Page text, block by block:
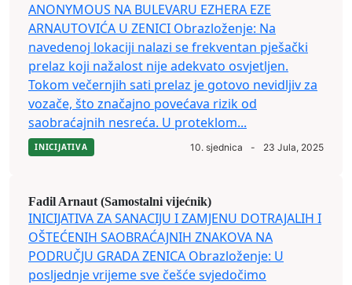
ANONYMOUS NA BULEVARU EZHERA EZE
ARNAUTOVIĆA U ZENICI Obrazloženje: Na
navedenoj lokaciji nalazi se frekventan pješački
prelaz koji nažalost nije adekvato osvjetljen.
Tokom večernjih sati prelaz je gotovo nevidljiv za
vozače, što značajno povećava rizik od
saobraćajnih nesreća. U proteklom...
INICIJATIVA 10. sjednica - 23 Jula, 2025
Fadil Arnaut (Samostalni vijećnik)
INICIJATIVA ZA SANACIJU I ZAMJENU DOTRAJALIH I
OŠTEĆENIH SAOBRAĆAJNIH ZNAKOVA NA
PODRUČJU GRADA ZENICA Obrazloženje: U
posljednje vrijeme sve češće svjedočimo